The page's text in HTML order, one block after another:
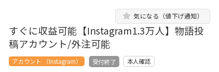
すぐに収益可能【Instagram1.3万人】物語投
稿アカウント/外注可能
気になる（値下げ通知）
アカウント （Instagram） 受付終了 本人確認